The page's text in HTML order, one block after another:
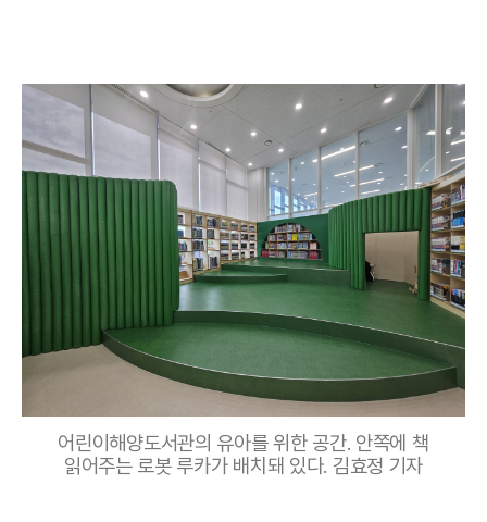
어린이해양도서관의 유아를 위한 공간. 안쪽에 책
읽어주는 로봇 루카가 배치돼 있다. 김효정 기자